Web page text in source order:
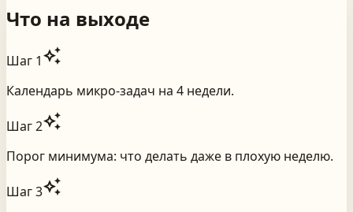
Что на выходе
Шаг 1auto_awesome
Календарь микро-задач на 4 недели.
Шаг2auto_awesome
Порог минимума: что делать даже в плохую неделю.
Шаг3auto_awesome